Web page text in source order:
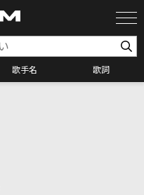
歌手名 歌詞